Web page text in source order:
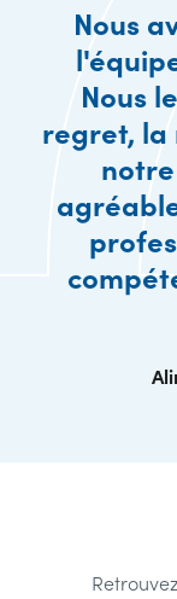
Nous
Nous
regret, la